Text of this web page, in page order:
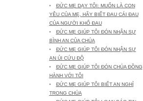
ĐỨC MẸ DẠY TÔI: MUỐN LÀ CON
YÊU CỦA MẸ, HÃY BIẾT ĐAU CÁI ĐAU
CỦA NGƯỜI KHỔ ĐAU
ĐỨC MẸ GIÚP TÔI ĐÓN NHẬN SỰ
BÌNH AN CỦA CHÚA
ĐỨC MẸ GIÚP TÔI ĐÓN NHẬN SỰ
AN ỦI CỨU ĐỘ
ĐỨC MẸ GIÚP TÔI ĐÓN CHÚA ĐỒNG
HÀNH VỚI TÔI
ĐỨC MẸ GIÚP TÔI BIẾT AN NGHỈ
TRONG CHÚA